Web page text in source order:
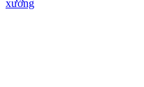
xưởng